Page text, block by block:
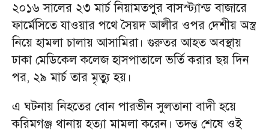
২০১৬ সালের ২৩ মার্চ নিয়ামতপুর বাসস্ট্যান্ড বাজারে
ফার্মেসিতে যাওয়ার পথে সৈয়দ আলীর ওপর দেশীয় অস্ত্র
নিয়ে হামলা চালায় আসামিরা। গুরুতর আহত অবস্থায়
ঢাকা মেডিকেল কলেজ হাসপাতালে ভর্তি করার ছয় দিন
পর, ২৯ মার্চ তার মৃত্যু হয়।
এ ঘটনায় নিহতের বোন পারভীন সুলতানা বাদী হয়ে
করিমগঞ্জ থানায় হত্যা মামলা করেন। তদন্ত শেষে ওই